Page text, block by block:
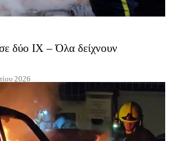
δύο ΙΧ – Όλα δείχνουν
2026